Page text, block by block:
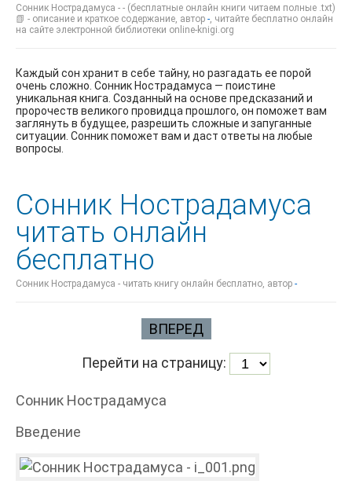
Сонник Нострадамуса - - (бесплатные онлайн книги читаем полные .txt)
📗 - описание и краткое содержание, автор -, читайте бесплатно онлайн
на сайте электронной библиотеки online-knigi.org
Каждый сон хранит в себе тайну, но разгадать ее порой
очень сложно. Сонник Нострадамуса — поистине
уникальная книга. Созданный на основе предсказаний и
пророчеств великого провидца прошлого, он поможет вам
заглянуть в будущее, разрешить сложные и запуганные
ситуации. Сонник поможет вам и даст ответы на любые
вопросы.
Сонник Нострадамуса
читать онлайн
бесплатно
Сонник Нострадамуса - читать книгу онлайн бесплатно, автор -
ВПЕРЕД
Перейти на страницу:
Сонник Нострадамуса
Введение